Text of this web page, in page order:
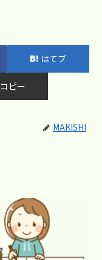
はてブ
コピー
MAKISHI